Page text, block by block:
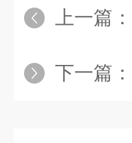
上一篇：
下一篇：